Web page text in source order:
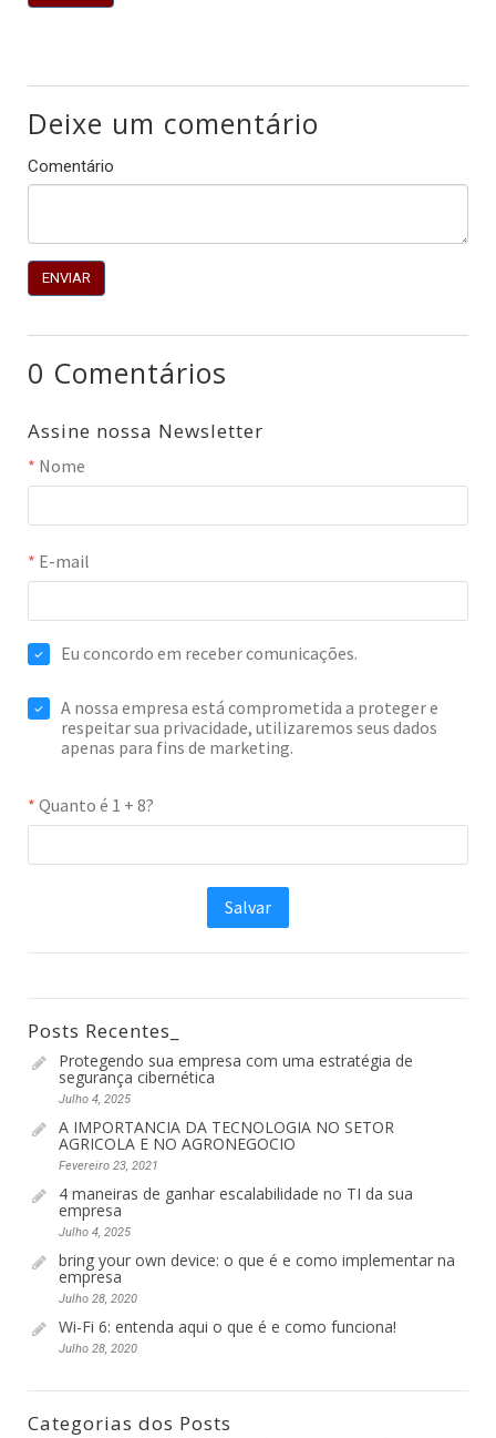
Deixe um comentário
Comentário
0 Comentários
Assine nossa Newsletter
Posts Recentes_
Protegendo sua empresa com uma estratégia de
segurança cibernética
Julho 4, 2025
A IMPORTANCIA DA TECNOLOGIA NO SETOR
AGRICOLA E NO AGRONEGOCIO
Fevereiro 23, 2021
4 maneiras de ganhar escalabilidade no TI da sua
empresa
Julho 4, 2025
bring your own device: o que é e como implementar na
empresa
Julho 28, 2020
Wi-Fi 6: entenda aqui o que é e como funciona!
Julho 28, 2020
Categorias dos Posts